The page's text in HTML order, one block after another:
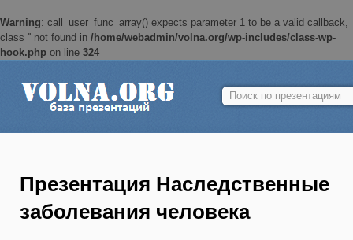
Warning: call_user_func_array() expects parameter 1 to be a valid callback,
class '' not found in /home/webadmin/volna.org/wp-includes/class-wp-
hook.php on line 324
Найти:
Презентация Наследственные
заболевания человека